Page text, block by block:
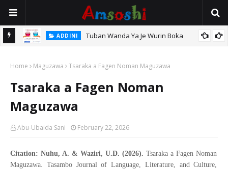
ADDINI Tuban Wanda Ya Je Wurin Boka
Home Maguzawa Tsaraka a Fagen Noman Maguzawa
Tsaraka a Fagen Noman
Maguzawa
Abu-Ubaida Sani February 22, 2026
Citation: Nuhu, A. & Waziri, U.D. (2026).Tsaraka a Fagen Noman
Maguzawa. Tasambo Journal of Language, Literature, and Culture,